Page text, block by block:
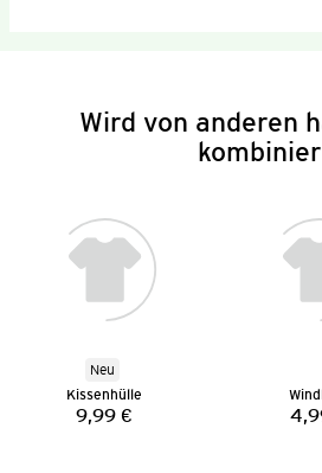
Wird von anderen
Neu
Kissenhülle
Preis:
9,99 €